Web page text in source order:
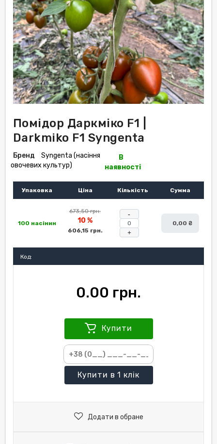
Помідор Даркміко F1 |
Darkmiko F1 Syngenta
Бренд
Syngenta (насіння
овочевих культур)
В
наявності
Упаковка Ціна Кількість Сумма
100 насінин
673,50 грн.
10 %
606,15 грн. +
0,00 ₴
Код:
0.00 грн.
Купити
Купити в 1 клік
Додати в обране